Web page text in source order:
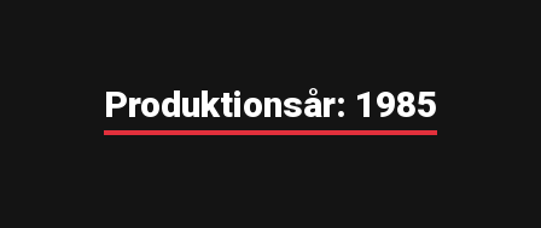
Produktionsår: 1985